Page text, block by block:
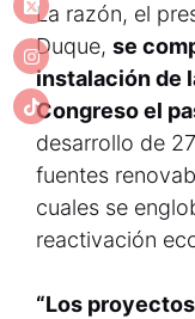
La razón, el
Duque, se
instalación de
Congreso el
desarrollo de
fuentes
cuales se
reactivación
“Los